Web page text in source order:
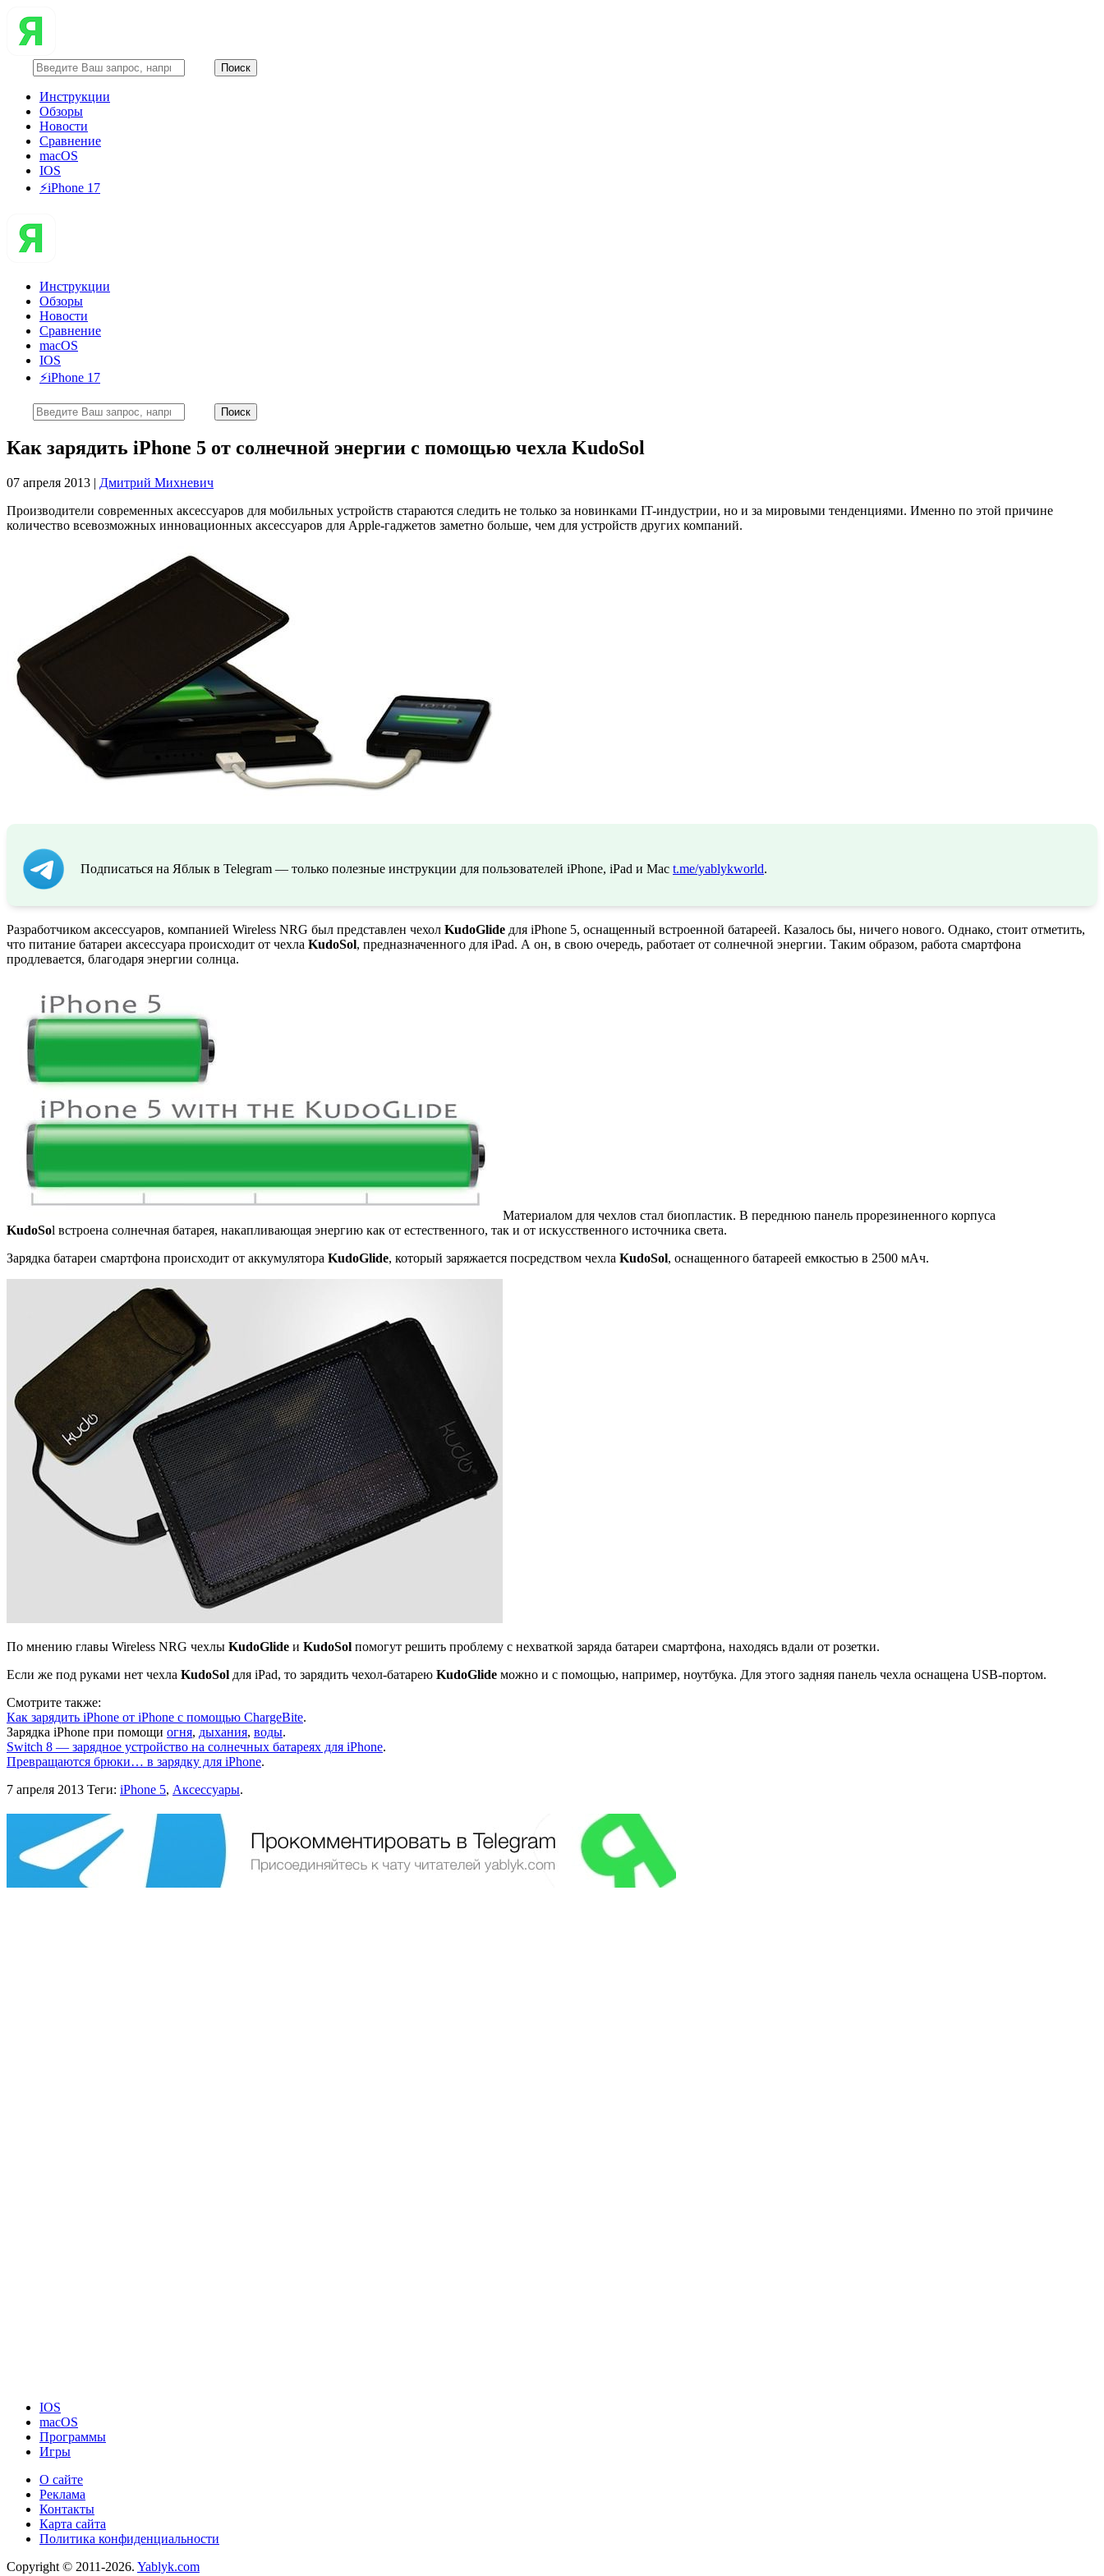
Инструкции
Обзоры
Новости
Сравнение
macOS
IOS
⚡️iPhone 17
Инструкции
Обзоры
Новости
Сравнение
macOS
IOS
⚡️iPhone 17
Как зарядить iPhone 5 от солнечной энергии с помощью чехла KudoSol
07 апреля 2013 | Дмитрий Михневич
Производители современных аксессуаров для мобильных устройств стараются следить не только за новинками IT-индустрии, но и за мировыми тенденциями. Именно по этой причине
количество всевозможных инновационных аксессуаров для Apple-гаджетов заметно больше, чем для устройств других компаний.
Подписаться на Яблык в Telegram — только полезные инструкции для пользователей iPhone, iPad и Mac t.me/yablykworld.
Разработчиком аксессуаров, компанией Wireless NRG был представлен чехол KudoGlide для iPhone 5, оснащенный встроенной батареей. Казалось бы, ничего нового. Однако, стоит отметить,
что питание батареи аксессуара происходит от чехла KudoSol, предназначенного для iPad. А он, в свою очередь, работает от солнечной энергии. Таким образом, работа смартфона
продлевается, благодаря энергии солнца.
Материалом для чехлов стал биопластик. В переднюю панель прорезиненного корпуса
KudoSol встроена солнечная батарея, накапливающая энергию как от естественного, так и от искусственного источника света.
Зарядка батареи смартфона происходит от аккумулятора KudoGlide, который заряжается посредством чехла KudoSol, оснащенного батареей емкостью в 2500 мАч.
По мнению главы Wireless NRG чехлы KudoGlide и KudoSol помогут решить проблему с нехваткой заряда батареи смартфона, находясь вдали от розетки.
Если же под руками нет чехла KudoSol для iPad, то зарядить чехол-батарею KudoGlide можно и с помощью, например, ноутбука. Для этого задняя панель чехла оснащена USB-портом.
Смотрите также:
Как зарядить iPhone от iPhone с помощью ChargeBite.
Зарядка iPhone при помощи огня, дыхания, воды.
Switch 8 — зарядное устройство на солнечных батареях для iPhone.
Превращаются брюки… в зарядку для iPhone.
7 апреля 2013 Теги: iPhone 5, Аксессуары.
IOS
macOS
Программы
Игры
О сайте
Реклама
Контакты
Карта сайта
Политика конфиденциальности
Copyright © 2011-2026. Yablyk.сom